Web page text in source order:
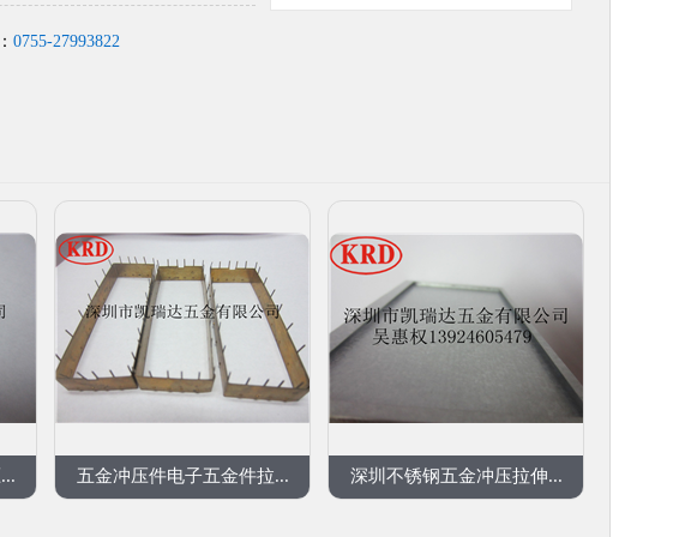
0755-27993822
五金冲压件电子五金件拉... 深圳不锈钢五金冲压拉伸...